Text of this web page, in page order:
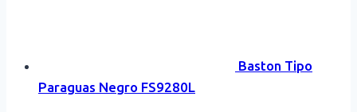
Baston Tipo
Paraguas Negro FS9280L